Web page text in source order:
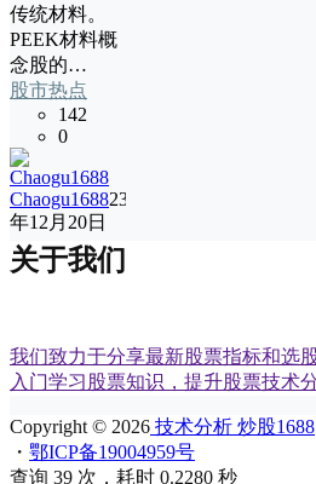
传统材料。
PEEK材料概
念股的…
股市热点
142
0
Chaogu168823
年12月20日
关于我们
我们致力于分享最新股票指标和选
入门学习股票知识，提升股票技术
Copyright © 2026 技术分析 炒股1688
・ 鄂ICP备19004959号
查询 39 次，耗时 0.2280 秒